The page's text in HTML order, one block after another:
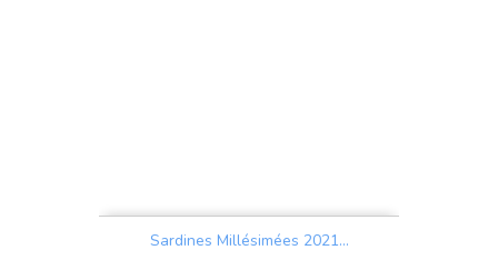
Sardines Millésimées 2021...